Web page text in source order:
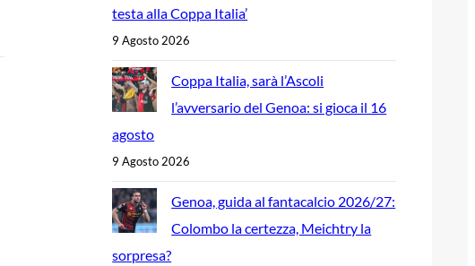
testa alla Coppa Italia’
9 Agosto 2026
Coppa Italia, sarà l’Ascoli
l’avversario del Genoa: si gioca il 16
agosto
9 Agosto 2026
Genoa, guida al fantacalcio 2026/27:
Colombo la certezza, Meichtry la
sorpresa?